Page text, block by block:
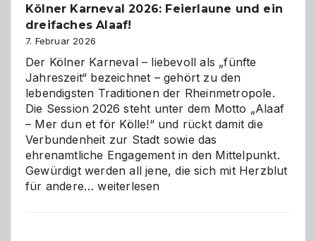
geworden
Kölner Karneval 2026: Feierlaune und ein
dreifaches Alaaf!
7. Februar 2026
Der Kölner Karneval – liebevoll als „fünfte
Jahreszeit“ bezeichnet – gehört zu den
lebendigsten Traditionen der Rheinmetropole.
Die Session 2026 steht unter dem Motto „Alaaf
– Mer dun et för Kölle!“ und rückt damit die
Verbundenheit zur Stadt sowie das
ehrenamtliche Engagement in den Mittelpunkt.
Gewürdigt werden all jene, die sich mit Herzblut
für andere…Kölner
weiterlesen